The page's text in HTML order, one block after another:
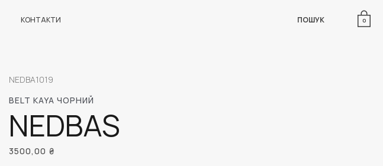
КОНТАКТИ ПОШУК 0
BELT KAYA ЧОРНИЙ
NEDBAS
NEDBA1019
3500,00 ₴